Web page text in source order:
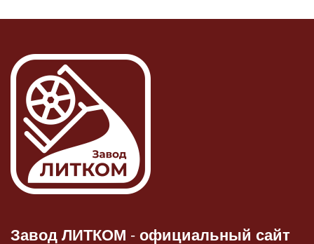
Завод ЛИТКОМ -официальный сайт